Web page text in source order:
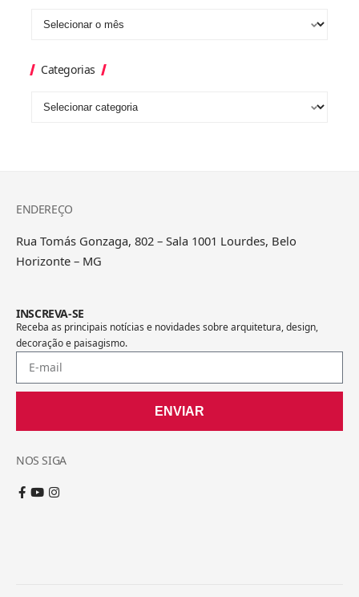
Categorias
ENDEREÇO
Rua Tomás Gonzaga, 802 – Sala 1001 Lourdes, Belo
Horizonte – MG
INSCREVA-SE
Receba as principais notícias e novidades sobre arquitetura, design,
decoração e paisagismo.
ENVIAR
NOS SIGA